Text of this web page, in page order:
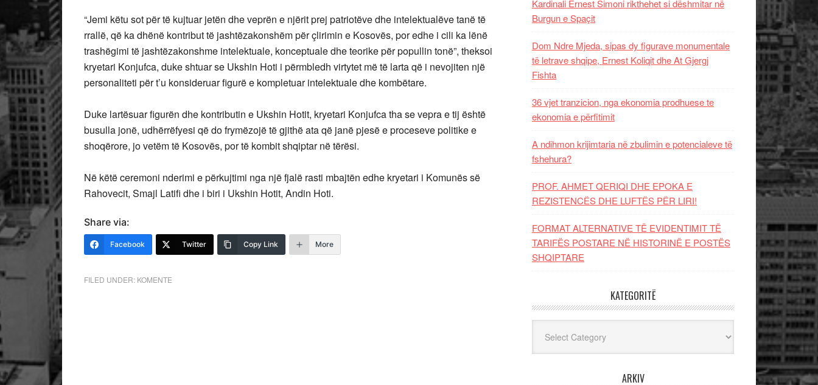
“Jemi këtu sot për të kujtuar jetën dhe veprën e njërit prej patriotëve dhe intelektualëve tanë të
rrallë, që ka dhënë kontribut të jashtëzakonshëm për çlirimin e Kosovës, por edhe i cili ka lënë
trashëgimi të jashtëzakonshme intelektuale, konceptuale dhe teorike për popullin tonë”, theksoi
kryetari Konjufca, duke shtuar se Ukshin Hoti i përmbledh virtytet më të larta që i nevojiten një
personaliteti për t’u konsideruar figurë e kompletuar intelektuale dhe kombëtare.
Duke lartësuar figurën dhe kontributin e Ukshin Hotit, kryetari Konjufca tha se vepra e tij është
busulla jonë, udhërrëfyesi që do frymëzojë të gjithë ata që janë pjesë e proceseve politike e
shoqërore, jo vetëm të Kosovës, por të kombit shqiptar në tërësi.
Në këtë ceremoni nderimi e përkujtimi nga një fjalë rasti mbajtën edhe kryetari i Komunës së
Rahovecit, Smajl Latifi dhe i biri i Ukshin Hotit, Andin Hoti.
Share via:
Facebook Twitter Copy Link More
FILED UNDER: KOMENTE
Kardinali Ernest Simoni rikthehet si dëshmitar në
Burgun e Spaçit
Dom Ndre Mjeda, sipas dy figurave monumentale
të letrave shqipe, Ernest Koliqit dhe At Gjergj
Fishta
36 vjet tranzicion, nga ekonomia prodhuese te
ekonomia e përfitimit
A ndihmon krijimtaria në zbulimin e potencialeve të
fshehura?
PROF. AHMET QERIQI DHE EPOKA E
REZISTENCЁS DHE LUFTЁS PЁR LIRI!
FORMAT ALTERNATIVE TË EVIDENTIMIT TË
TARIFËS POSTARE NË HISTORINË E POSTËS
SHQIPTARE
KATEGORITË
ARKIV